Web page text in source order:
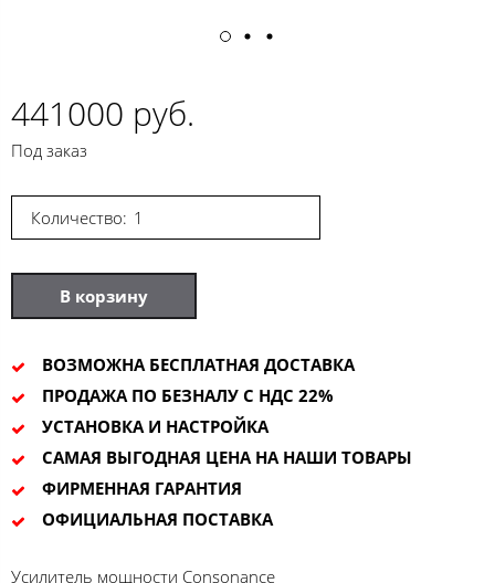
441000 руб.
Под заказ
Количество:
В корзину
ВОЗМОЖНА БЕСПЛАТНАЯ ДОСТАВКА
ПРОДАЖА ПО БЕЗНАЛУ С НДС 22%
УСТАНОВКА И НАСТРОЙКА
САМАЯ ВЫГОДНАЯ ЦЕНА НА НАШИ ТОВАРЫ
ФИРМЕННАЯ ГАРАНТИЯ
ОФИЦИАЛЬНАЯ ПОСТАВКА
Усилитель мощности Consonance